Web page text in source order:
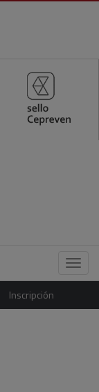
Menú
Inscripción